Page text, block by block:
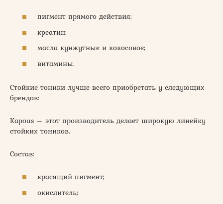
пигмент прямого действия;
креатин;
масла кунжутные и кокосовое;
витамины.
Стойкие тоники лучше всего приобретать у следующих
брендов:
Kapous – этот производитель делает широкую линейку
стойких тоников.
Состав:
красящий пигмент;
окислитель;